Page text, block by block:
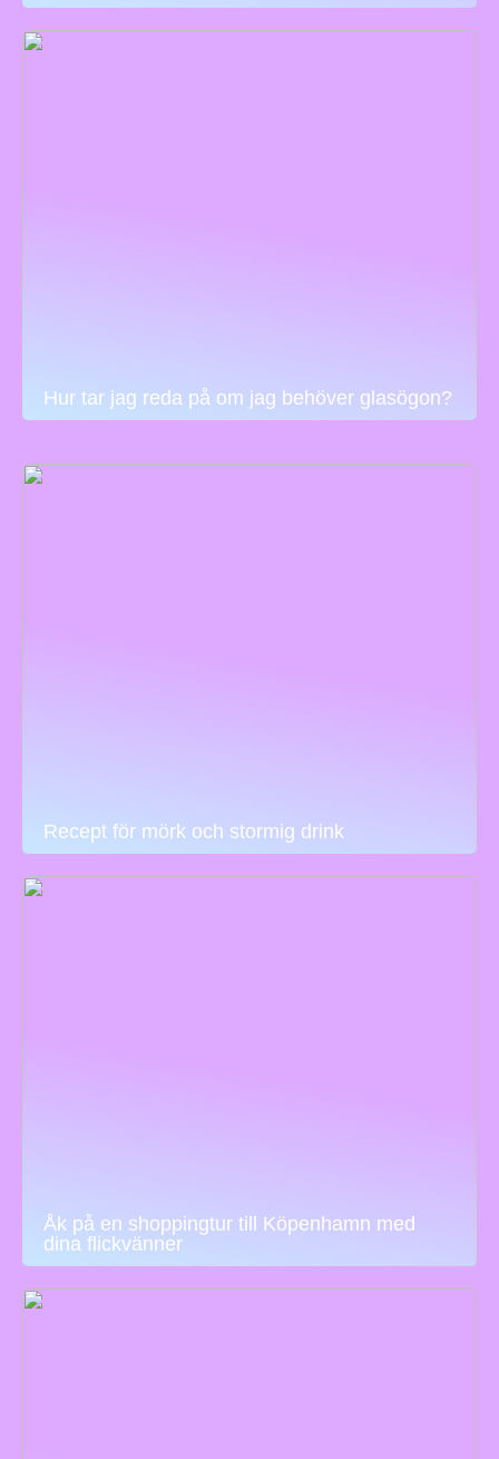
Hur tar jag reda på om jag behöver glasögon?
Recept för mörk och stormig drink
Åk på en shoppingtur till Köpenhamn med
dina flickvänner